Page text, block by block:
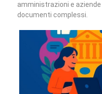
amministrazioni e
documenti complessi.